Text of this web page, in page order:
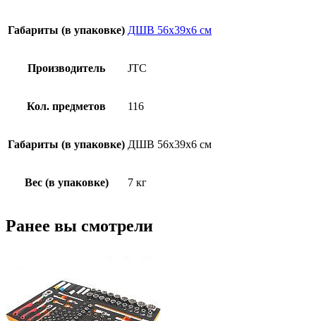
Габариты (в упаковке) ДШВ 56х39х6 см
Производитель JTC
Кол. предметов 116
Габариты (в упаковке) ДШВ 56х39х6 см
Вес (в упаковке) 7 кг
Ранее вы смотрели